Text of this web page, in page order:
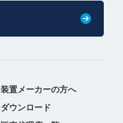
装置メーカーの方へ
ダウンロード